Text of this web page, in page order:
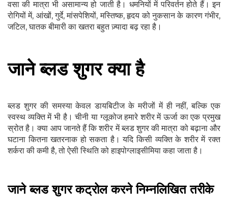
वसा की मात्रा भी असामान्य हो जाती है। धमनियों में परिवर्तन होते हैं। इन
रोगियों में, आंखों, गुर्दे, मांसपेशियों, मस्तिष्क, हृदय को नुकसान के कारण गंभीर,
जटिल, घातक बीमारी का खतरा बहुत ज़्यादा बढ़ रहा है।
जाने ब्लड शुगर क्या है
ब्लड शुगर की समस्या केवल डायबिटीज के मरीजों में ही नहीं, बल्कि एक
स्वस्थ व्यक्ति में भी है। चीनी या ग्लूकोज हमारे शरीर में ऊर्जा का एक प्रमुख
स्रोत है। क्या आप जानते हैं कि शरीर में ब्लड शुगर की मात्रा को बढ़ाना और
घटाना कितना खतरनाक हो सकता है। यदि किसी व्यक्ति के शरीर में रक्त
शर्करा की कमी है, तो ऐसी स्थिति को हाइपोग्लाइसीमिया कहा जाता है।
जाने ब्लड शुगर कट्रोल करने निम्नलिखित तरीके